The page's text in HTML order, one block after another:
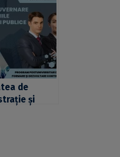
–
și
Moleculară
de
și